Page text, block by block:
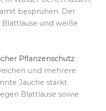
besprühen. Der
und weiße
Pflanzenschutz
und mehrere
Jauche stärkt
Blattläuse sowie